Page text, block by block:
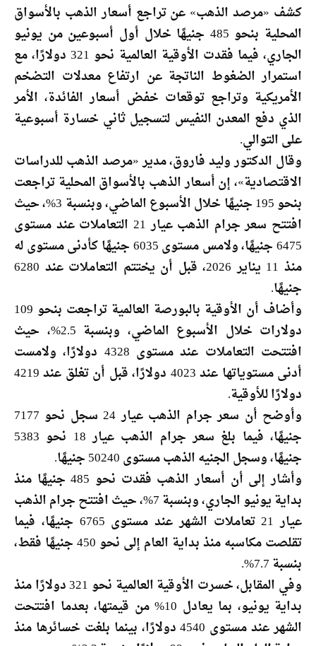
كشف «مرصد الذهب» عن تراجع أسعار الذهب بالأسواق
المحلية بنحو 485 جنيهًا خلال أول أسبوعين من يونيو
الجاري، فيما فقدت الأوقية العالمية نحو 321 دولارًا، مع
استمرار الضغوط الناتجة عن ارتفاع معدلات التضخم
الأمريكية وتراجع توقعات خفض أسعار الفائدة، الأمر
الذي دفع المعدن النفيس لتسجيل ثاني خسارة أسبوعية
على التوالي.
وقال الدكتور وليد فاروق، مدير «مرصد الذهب للدراسات
الاقتصادية»، إن أسعار الذهب بالأسواق المحلية تراجعت
بنحو 195 جنيهًا خلال الأسبوع الماضي، وبنسبة 3%، حيث
افتتح سعر جرام الذهب عيار 21 التعاملات عند مستوى
6475 جنيهًا، ولامس مستوى 6035 جنيهًا كأدنى مستوى له
منذ 11 يناير 2026، قبل أن يختتم التعاملات عند 6280
جنيهًا.
وأضاف أن الأوقية بالبورصة العالمية تراجعت بنحو 109
دولارات خلال الأسبوع الماضي، وبنسبة 2.5%، حيث
افتتحت التعاملات عند مستوى 4328 دولارًا، ولامست
أدنى مستوياتها عند 4023 دولارًا، قبل أن تغلق عند 4219
دولارًا للأوقية.
وأوضح أن سعر جرام الذهب عيار 24 سجل نحو 7177
جنيهًا، فيما بلغ سعر جرام الذهب عيار 18 نحو 5383
جنيهًا، وسجل الجنيه الذهب مستوى 50240 جنيهًا.
وأشار إلى أن أسعار الذهب فقدت نحو 485 جنيهًا منذ
بداية يونيو الجاري، وبنسبة 7%، حيث افتتح جرام الذهب
عيار 21 تعاملات الشهر عند مستوى 6765 جنيهًا، فيما
تقلصت مكاسبه منذ بداية العام إلى نحو 450 جنيهًا فقط،
بنسبة 7.7%.
وفي المقابل، خسرت الأوقية العالمية نحو 321 دولارًا منذ
بداية يونيو، بما يعادل 10% من قيمتها، بعدما افتتحت
الشهر عند مستوى 4540 دولارًا، بينما بلغت خسائرها منذ